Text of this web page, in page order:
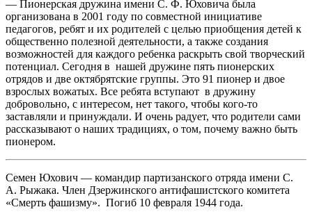
— Пионерская дружина имени С. Ф. Юховича была
организована в 2001 году по совместной инициативе
педагогов, ребят и их родителей с целью приобщения детей к
общественно полезной деятельности, а также создания
возможностей для каждого ребенка раскрыть свой творческий
потенциал. Сегодня в нашей дружине пять пионерских
отрядов и две октябрятские группы. Это 91 пионер и двое
взрослых вожатых. Все ребята вступают в дружину
добровольно, с интересом, нет такого, чтобы кого-то
заставляли и принуждали. И очень радует, что родители сами
рассказывают о наших традициях, о том, почему важно быть
пионером.
Семен Юхович — командир партизанского отряда имени С.
А. Рыжака. Член Дзержинского антифашистского комитета
«Смерть фашизму». Погиб 10 февраля 1944 года.